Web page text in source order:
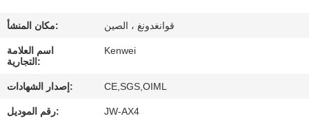
الجودة
اتصل
بنا
مكان المنشأ: قوانغدونغ ، الصين
اسم العلامة
التجارية:
Kenwei
إصدار الشهادات: CE,SGS,OIML
رقم الموديل: JW-AX4